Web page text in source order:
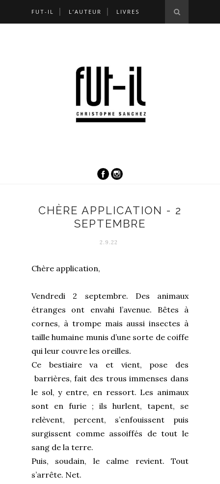
FUT-IL L’AUTEUR LIVRES
CHÈRE APPLICATION - 2
SEPTEMBRE
2.9.22
Chère application,
Vendredi 2 septembre. Des animaux
étranges ont envahi l’avenue. Bêtes à
cornes, à trompe mais aussi insectes à
taille humaine munis d’une sorte de coiffe
qui leur couvre les oreilles.
Ce bestiaire va et vient, pose des
barrières, fait des trous immenses dans
le sol, y entre, en ressort. Les animaux
sont en furie ; ils hurlent, tapent, se
relèvent, percent, s’enfouissent puis
surgissent comme assoiffés de tout le
sang de la terre.
Puis, soudain, le calme revient. Tout
s’arrête. Net.